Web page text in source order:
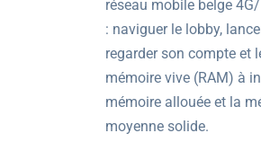
réseau mobile belge
: naviguer le lobby,
regarder son compte et
mémoire vive (RAM) à
mémoire allouée et la
moyenne solide.